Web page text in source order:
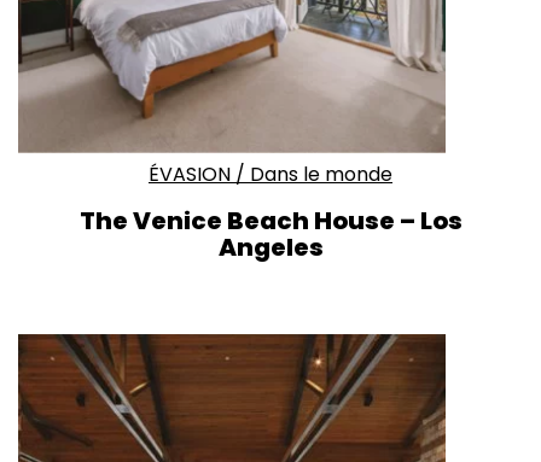
ÉVASION / Dans le monde
The Venice Beach House – Los
Angeles